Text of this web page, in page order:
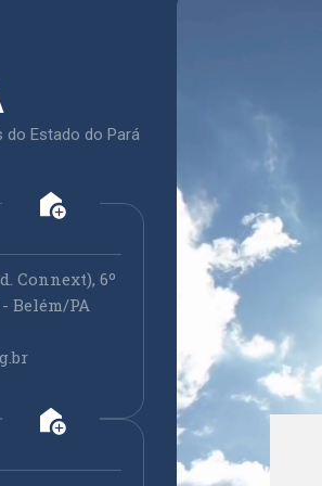
do Estado do Pará
add_home
Connext), 6º
Belém/PA
add_home